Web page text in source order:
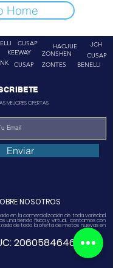
Home
CUSAP
KEEWAY
CUSAP
HAOJUE
JCH
ZONSHEN
ZONTES
CUSAP
BENELLI
MEJORES OFERTAS
Enviar
NOSOTROS
en la comercialización de toda variedad
una tienda física y virtual. contamos con
de toda la oferta de motos nuevas en
20605846468